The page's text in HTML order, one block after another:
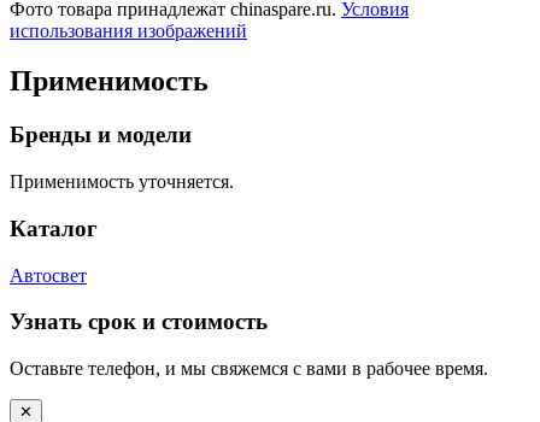
Фото товара принадлежат chinaspare.ru. Условия
использования изображений
Применимость
Бренды и модели
Применимость уточняется.
Каталог
Автосвет
Узнать срок и стоимость
Оставьте телефон, и мы свяжемся с вами в рабочее время.
✕